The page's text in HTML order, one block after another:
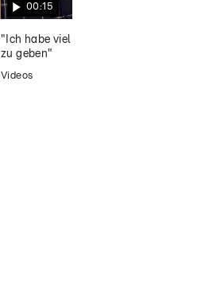
00:15
"Ich habe viel Liebe
zu geben"
Videos